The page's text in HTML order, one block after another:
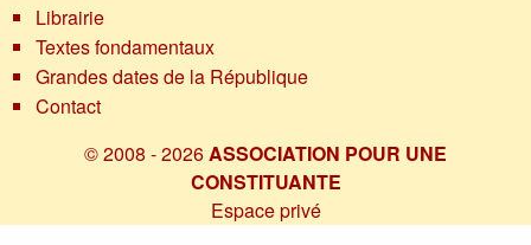
Librairie
Textes fondamentaux
Grandes dates de la République
Contact
© 2008 - 2026 ASSOCIATION POUR UNE
CONSTITUANTE
Espace privé